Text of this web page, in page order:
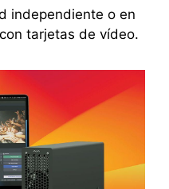
independiente o en
tarjetas de vídeo.